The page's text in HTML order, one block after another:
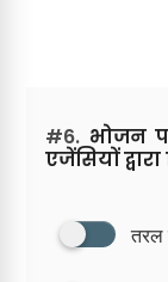
#6. भोजन
एजेंसियों
तरल